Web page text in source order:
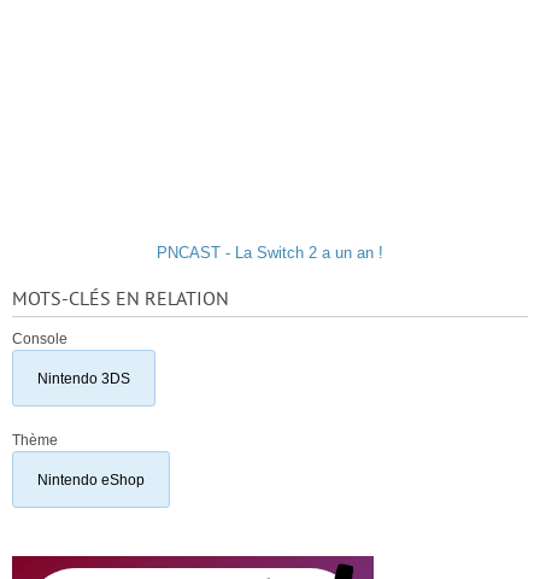
PNCAST - La Switch 2 a un an !
MOTS-CLÉS EN RELATION
Console
Nintendo 3DS
Thème
Nintendo eShop